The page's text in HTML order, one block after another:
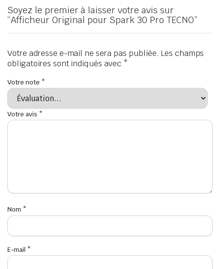
Soyez le premier à laisser votre avis sur
“Afficheur Original pour Spark 30 Pro TECNO”
Votre adresse e-mail ne sera pas publiée. Les champs
obligatoires sont indiqués avec *
Votre note *
Votre avis *
Nom *
E-mail *